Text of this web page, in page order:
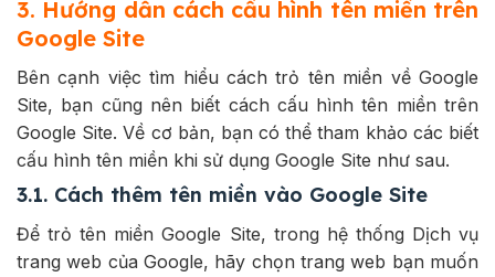
3. Hướng dẫn cách cấu hình tên miền trên
Google Site
Bên cạnh việc tìm hiểu cách trỏ tên miền về Google
Site, bạn cũng nên biết cách cấu hình tên miền trên
Google Site. Về cơ bản, bạn có thể tham khảo các biết
cấu hình tên miền khi sử dụng Google Site như sau.
3.1. Cách thêm tên miền vào Google Site
Để trỏ tên miền Google Site, trong hệ thống Dịch vụ
trang web của Google, hãy chọn trang web bạn muốn